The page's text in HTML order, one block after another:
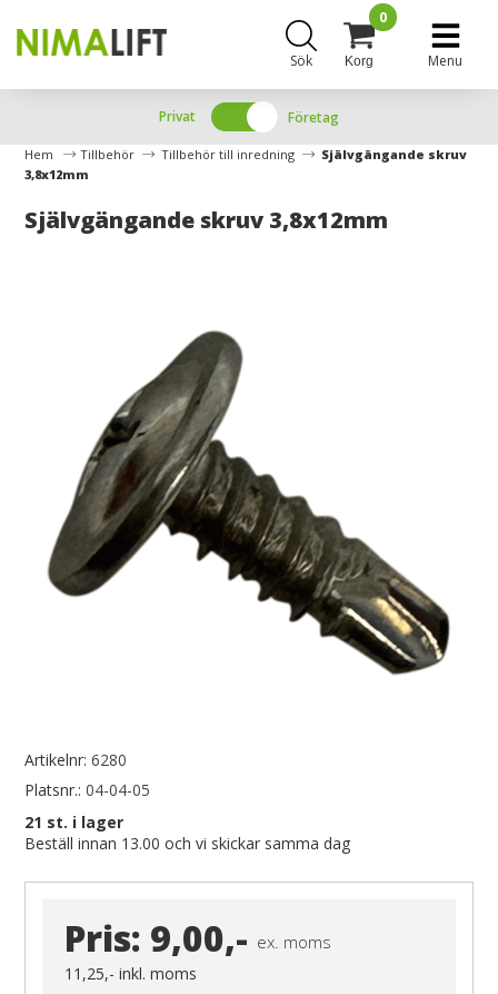
Sök Korg
0
Menu
Privat Företag
Hem Tillbehör Tillbehör till inredning
Självgängande skruv
3,8x12mm
Självgängande skruv 3,8x12mm
Artikelnr: 6280
Platsnr.: 04-04-05
21 st. i lager
Beställ innan 13.00 och vi skickar samma dag
Pris: 9,00,- ex. moms
11,25,-inkl. moms